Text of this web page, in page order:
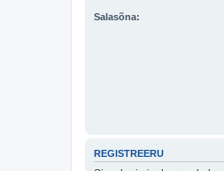
Salasõna:
REGISTREERU